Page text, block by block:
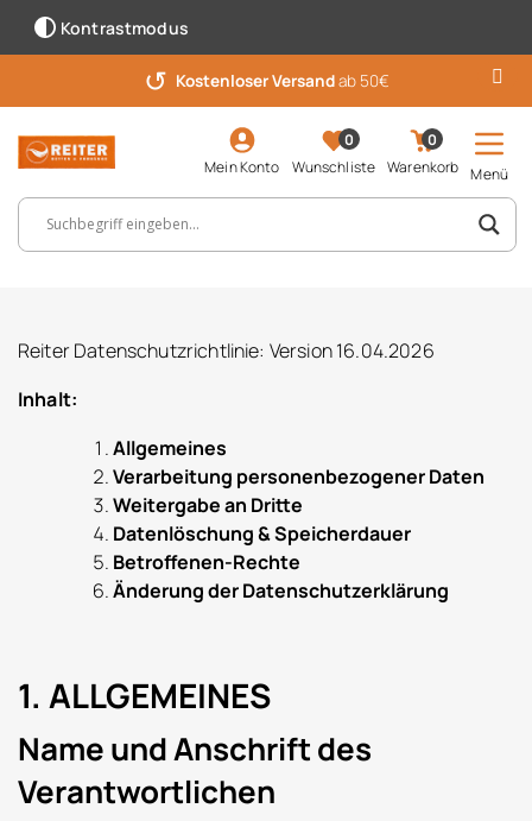
Kontrastmodus
↺ Kostenloser Versandab 50€
Mein Konto
0
Wunschliste
0
Warenkorb
Menü
Suchbegriff, Artikelnummer ...
Reiter Datenschutzrichtlinie: Version 16.04.2026
Inhalt:
Allgemeines
Verarbeitung personenbezogener Daten
Weitergabe an Dritte
Datenlöschung & Speicherdauer
Betroffenen-Rechte
Änderung der Datenschutzerklärung
1. ALLGEMEINES
Name und Anschrift des
Verantwortlichen